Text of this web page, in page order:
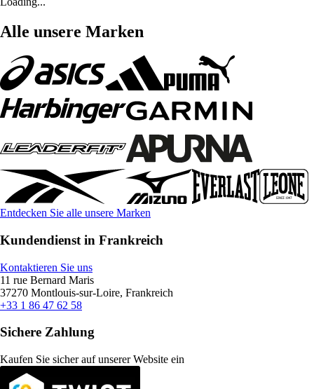
Alle unsere Marken
Entdecken Sie alle unsere Marken
Kundendienst in Frankreich
Kontaktieren Sie uns
11 rue Bernard Maris
37270 Montlouis-sur-Loire, Frankreich
+33 1 86 47 62 58
Sichere Zahlung
Kaufen Sie sicher auf unserer Website ein